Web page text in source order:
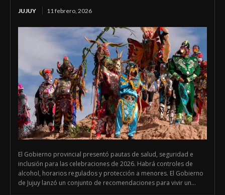
JUJUY 11 febrero, 2026
El Gobierno provincial presentó pautas de salud, seguridad e
inclusión para las celebraciones de 2026. Habrá controles de
alcohol, horarios regulados y protección a menores. El Gobierno
de Jujuy lanzó un conjunto de recomendaciones para vivir un...